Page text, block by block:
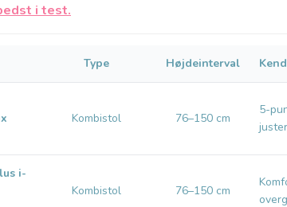
i test.
Type Højdeinterval
Kombistol 76–150 cm
5-
i-
Kombistol 76–150 cm